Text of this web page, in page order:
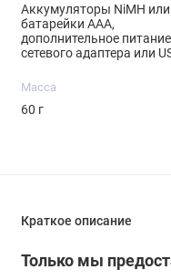
Аккумуляторы NiMH или
батарейки ААА,
дополнительное
сетевого адаптера или
Масса
60 г
Краткое описание
Только мы